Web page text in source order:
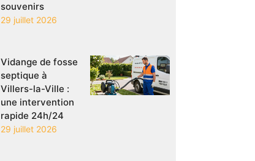
souvenirs
29 juillet 2026
Vidange de fosse
septique à
Villers-la-Ville :
une intervention
rapide 24h/24
29 juillet 2026